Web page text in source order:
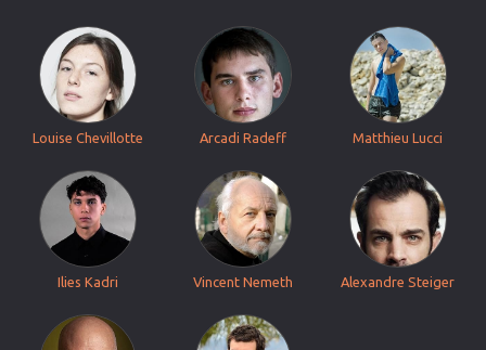
Louise Chevillotte Arcadi Radeff Matthieu Lucci
Ilies Kadri Vincent Nemeth Alexandre Steiger